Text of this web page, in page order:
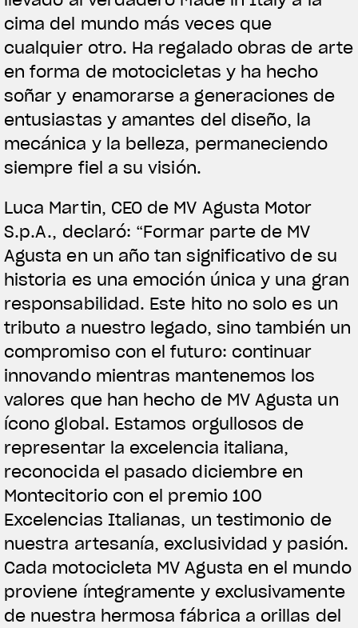
cima del mundo más veces que
cualquier otro. Ha regalado obras de arte
en forma de motocicletas y ha hecho
soñar y enamorarse a generaciones de
entusiastas y amantes del diseño, la
mecánica y la belleza, permaneciendo
siempre fiel a su visión.
Luca Martin, CEO de MV Agusta Motor
S.p.A., declaró: “Formar parte de MV
Agusta en un año tan significativo de su
historia es una emoción única y una gran
responsabilidad. Este hito no solo es un
tributo a nuestro legado, sino también un
compromiso con el futuro: continuar
innovando mientras mantenemos los
valores que han hecho de MV Agusta un
ícono global. Estamos orgullosos de
representar la excelencia italiana,
reconocida el pasado diciembre en
Montecitorio con el premio 100
Excelencias Italianas, un testimonio de
nuestra artesanía, exclusividad y pasión.
Cada motocicleta MV Agusta en el mundo
proviene íntegramente y exclusivamente
de nuestra hermosa fábrica a orillas del